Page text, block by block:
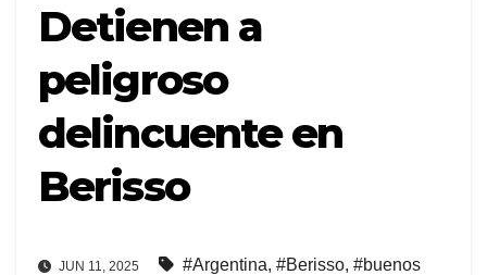
Detienen a
peligroso
delincuente en
Berisso
JUN 11, 2025 #Argentina, #Berisso, #buenos